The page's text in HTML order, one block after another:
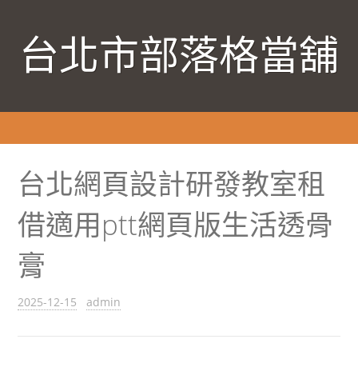
台北市部落格當舖
台北網頁設計研發教室租
借適用ptt網頁版生活透骨
膏
2025-12-15 admin